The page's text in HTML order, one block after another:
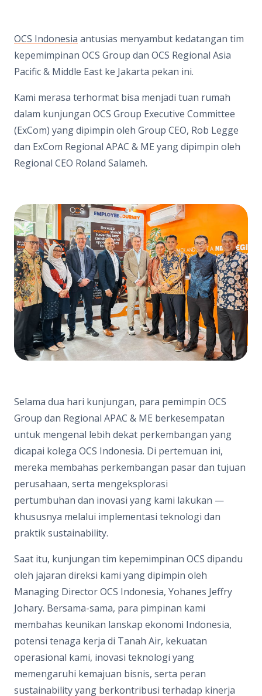
OCS Indonesia antusias menyambut kedatangan tim
kepemimpinan OCS Group dan OCS Regional Asia
Pacific & Middle East ke Jakarta pekan ini.
Kami merasa terhormat bisa menjadi tuan rumah
dalam kunjungan OCS Group Executive Committee
(ExCom) yang dipimpin oleh Group CEO, Rob Legge
dan ExCom Regional APAC & ME yang dipimpin oleh
Regional CEO Roland Salameh.
Selama dua hari kunjungan, para pemimpin OCS
Group dan Regional APAC & ME berkesempatan
untuk mengenal lebih dekat perkembangan yang
dicapai kolega OCS Indonesia. Di pertemuan ini,
mereka membahas perkembangan pasar dan tujuan
perusahaan, serta mengeksplorasi
pertumbuhan dan inovasi yang kami lakukan —
khususnya melalui implementasi teknologi dan
praktik sustainability.
Saat itu, kunjungan tim kepemimpinan OCS dipandu
oleh jajaran direksi kami yang dipimpin oleh
Managing Director OCS Indonesia, Yohanes Jeffry
Johary. Bersama-sama, para pimpinan kami
membahas keunikan lanskap ekonomi Indonesia,
potensi tenaga kerja di Tanah Air, kekuatan
operasional kami, inovasi teknologi yang
memengaruhi kemajuan bisnis, serta peran
sustainability yang berkontribusi terhadap kinerja